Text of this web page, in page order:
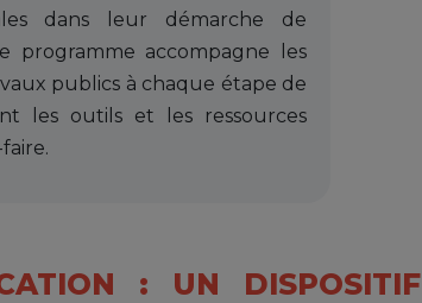
dans leur démarche de
programme accompagne les
publics à chaque étape de
les outils et les ressources
: UN DISPOSITIF